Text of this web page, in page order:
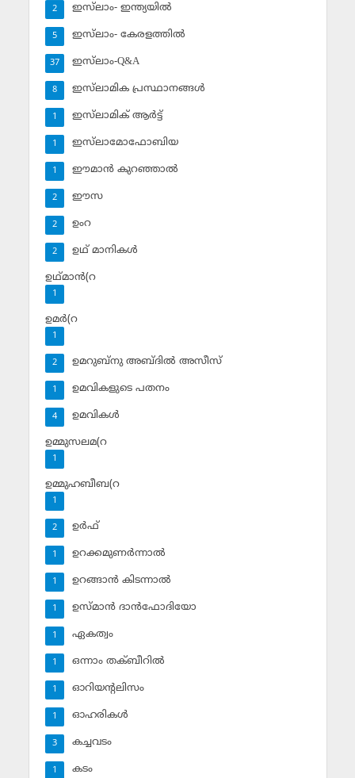
ഇസ്‌ലാം- ഇന്ത്യയില്‍
2
ഇസ്‌ലാം- കേരളത്തില്‍
5
ഇസ്‌ലാം-Q&A
37
ഇസ്‌ലാമിക പ്രസ്ഥാനങ്ങള്‍
8
ഇസ്‌ലാമിക് ആര്‍ട്ട്
1
ഇസ്‌ലാമോഫോബിയ
1
ഈമാന്‍ കുറഞ്ഞാല്‍
1
ഈസ
2
ഉംറ
2
ഉഥ് മാനികള്‍
2
ഉഥ്മാന്‍(റ
1
ഉമര്‍(റ
1
ഉമറുബ്‌നു അബ്ദില്‍ അസീസ്‌
2
ഉമവികളുടെ പതനം
1
ഉമവികള്‍
4
ഉമ്മുസലമ(റ
1
ഉമ്മുഹബീബ(റ
1
ഉര്‍ഫ്
2
ഉറക്കമുണര്‍ന്നാല്‍
1
ഉറങ്ങാന്‍ കിടന്നാല്‍
1
ഉസ്മാന്‍ ദാന്‍ഫോദിയോ
1
ഏകത്വം
1
ഒന്നാം തക്ബീറില്‍
1
ഓറിയന്റലിസം
1
ഓഹരികള്‍
1
കച്ചവടം
3
കടം
1